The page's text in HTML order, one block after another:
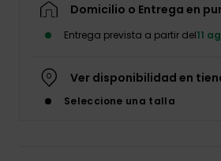
Domicilio o Entrega en
Entrega prevista a partir del11
Ver disponibilidad en
Seleccione una talla